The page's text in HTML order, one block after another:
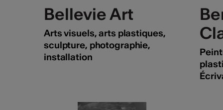
Bellevie Art
Arts visuels, arts plastiques,
sculpture, photographie,
installation